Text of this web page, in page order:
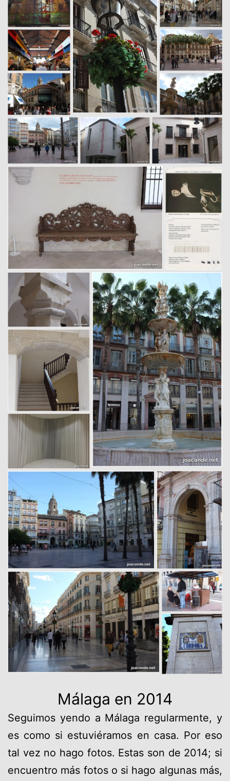
Málaga en 2014
Seguimos yendo a Málaga regularmente, y
es como si estuviéramos en casa. Por eso
tal vez no hago fotos. Estas son de 2014; si
encuentro más fotos o si hago algunas más,